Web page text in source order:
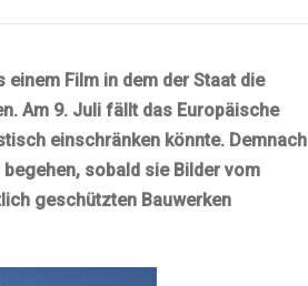
Film in dem der Staat die
Am 9. Juli fällt das Europäische
einschränken könnte. Demnach
sobald sie Bilder vom
geschützten Bauwerken